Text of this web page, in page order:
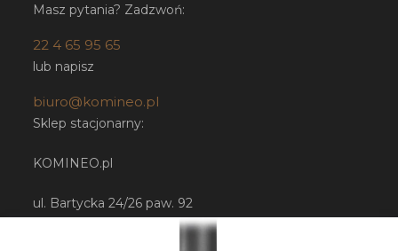
Masz pytania? Zadzwoń:
22 4 65 95 65
lub napisz
biuro@komineo.pl
Sklep stacjonarny:
KOMINEO.pl
ul. Bartycka 24/26 paw. 92